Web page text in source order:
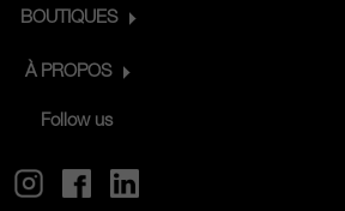
BOUTIQUES
À PROPOS
Follow us